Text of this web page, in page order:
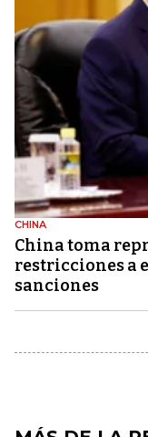
CHINA
China toma
restricciones a
sanciones